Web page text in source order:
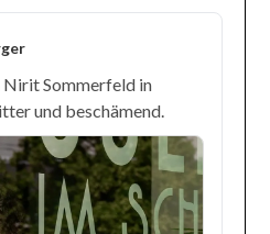
Nirit Sommerfeld in
und beschämend.